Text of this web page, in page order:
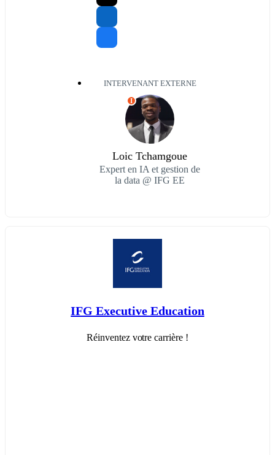
INTERVENANT EXTERNE
I
Loic Tchamgoue
Expert en IA et gestion de
la data @ IFG EE
IFG Executive Education
Réinventez votre carrière !